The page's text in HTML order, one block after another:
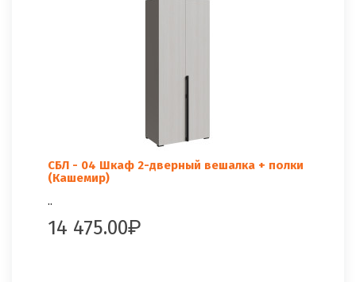
СБЛ - 04 Шкаф 2-дверный вешалка + полки
(Кашемир)
..
14 475.00